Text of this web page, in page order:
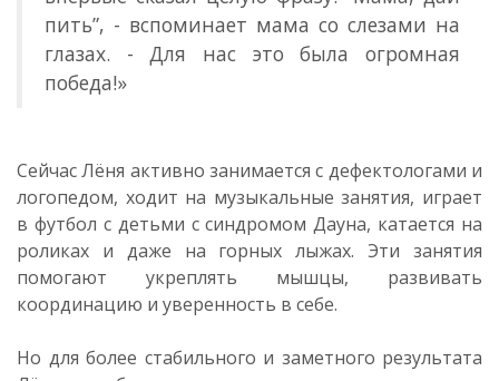
пить”, - вспоминает мама со слезами на
глазах. - Для нас это была огромная
победа!»
Сейчас Лёня активно занимается с дефектологами и
логопедом, ходит на музыкальные занятия, играет
в футбол с детьми с синдромом Дауна, катается на
роликах и даже на горных лыжах. Эти занятия
помогают укреплять мышцы, развивать
координацию и уверенность в себе.
Но для более стабильного и заметного результата